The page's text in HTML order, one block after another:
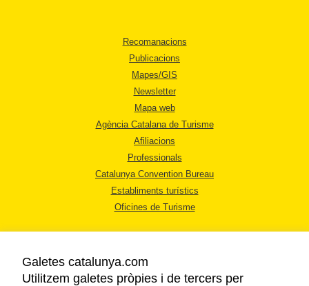
Recomanacions
Publicacions
Mapes/GIS
Newsletter
Mapa web
Agència Catalana de Turisme
Afiliacions
Professionals
Catalunya Convention Bureau
Establiments turístics
Oficines de Turisme
Galetes catalunya.com
Utilitzem galetes pròpies i de tercers per